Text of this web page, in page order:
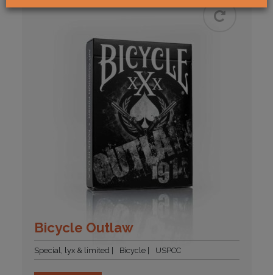
Bicycle Outlaw
Special, lyx & limited Bicycle USPCC